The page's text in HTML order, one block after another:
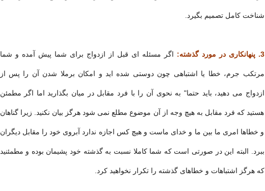
شناخت كامل تصمیم بگیرد.
3. پنهانكاری در مورد گذشته: اگر مسئله ای قبل از ازدواج برای شما پیش آمده و شما
مرتکب جرم، خطا یا اشتباهی چون دوستی شده ‌اید و امکان برملا شدن آن را پس از
ازدواج می دهید، باید حتما" به نحوی آن را با فرد مقابل در میان بگذارید اما اگر مطمئن
هستید كه فرد مقابل به هیچ وجه از آن موضوع مطلع نمی شود هرگز بیان نكنید. زیرا گناهان
و خطاها امری ما بین ما و خدای ماست و هیچ کس اجازه ندارد آبروی خود را مقابل دیگران
ببرد. البته این در صورتی است كه شما كاملا نسبت به گذشته خود پشیمان بوده و مطمئنید
كه هرگز اشتباهات و خطاهای گذشته را تكرار نخواهید كرد.